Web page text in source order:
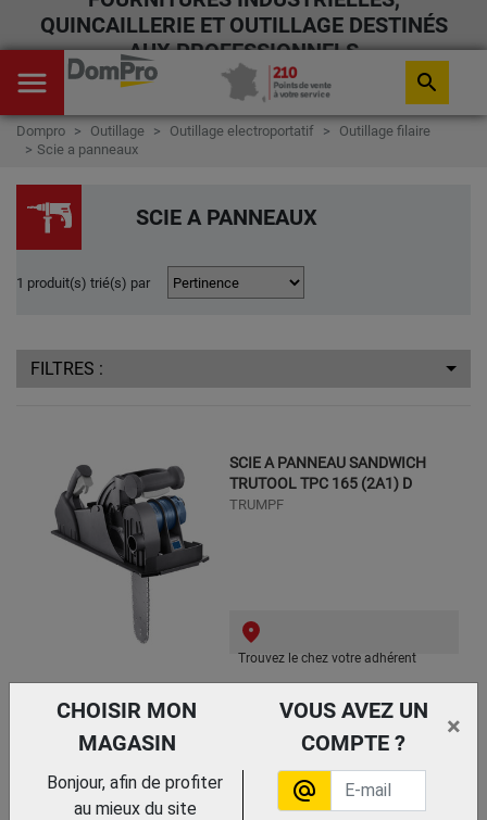
QUINCAILLERIE ET OUTILLAGE DESTINÉS
AUX PROFESSIONNELS
menu search
Dompro Outillage Outillage electroportatif
Outillage filaire
Scie a panneaux
SCIE A PANNEAUX
1 produit(s) trié(s) par
FILTRES :
SCIE A PANNEAU SANDWICH
TRUTOOL TPC 165 (2A1) D
TRUMPF
Trouvez le chez votre adhérent
CHOISIR MON
MAGASIN
VOUS AVEZ UN
COMPTE ?
×
Bonjour, afin de profiter
au mieux du site
alternate_email